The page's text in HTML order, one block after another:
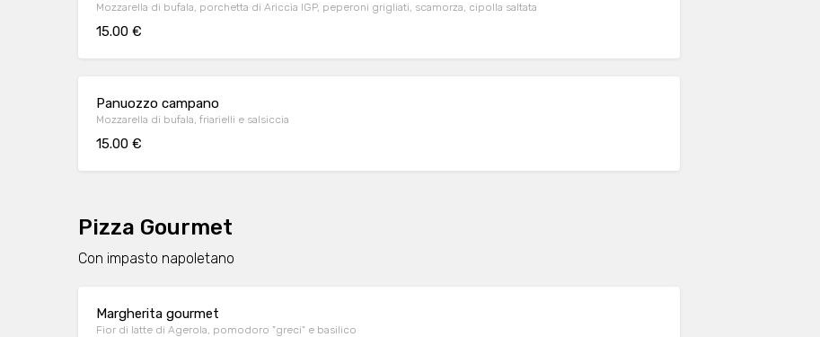
Mozzarella di bufala, porchetta di Ariccia IGP, peperoni grigliati, scamorza, cipolla saltata
15.00 €
Panuozzo campano
Mozzarella di bufala, friarielli e salsiccia
15.00 €
Pizza Gourmet
Con impasto napoletano
Margherita gourmet
Fior di latte di Agerola, pomodoro "greci" e basilico